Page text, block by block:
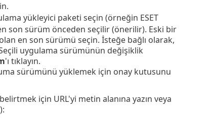
yükleyici paketi seçin (örneğin ESET
son sürüm önceden seçilir (önerilir). Eski bir
en son sürümü seçin. İsteğe bağlı olarak,
uygulama sürümünün değişiklik
'ı tıklayın.
sürümünü yüklemek için onay kutusunu
için URL'yi metin alanına yazın veya